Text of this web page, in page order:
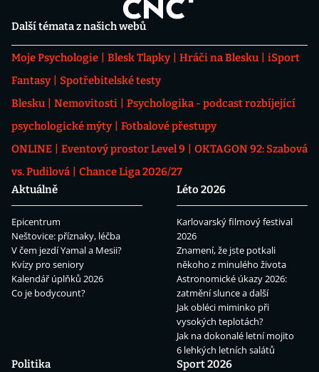
Další témata z našich webů
Moje Psychologie Blesk Tlapky Hráči na Blesku
iSport
Fantasy
Spotřebitelské testy
Blesku
Nemovitosti
Psychologika - podcast rozbíjející
psychologické mýty
Fotbalové přestupy
ONLINE
Eventový prostor Level 9
OKTAGON 92: Szabová
vs. Pudilová
Chance Liga 2026/27
Aktuálně
Epicentrum
Neštovice: příznaky, léčba
V čem jezdí Yamal a Mesii?
Kvízy pro seniory
Kalendář úplňků 2026
Co je bodycount?
Léto 2026
Karlovarský filmový festival
2026
Znamení, že jste potkali
někoho z minulého života
Astronomické úkazy 2026:
zatmění slunce a další
Jak obléci miminko při
vysokých teplotách?
Jak na dokonalé letní mojito
6 lehkých letních salátů
Politika
Sport 2026